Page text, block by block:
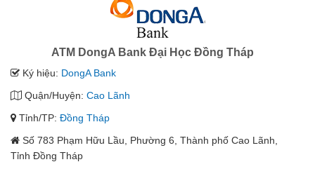
ATM DongA Bank Đại Học Đồng Tháp
Ký hiệu: DongA Bank
Quận/Huyện: Cao Lãnh
Tỉnh/TP: Đồng Tháp
Số 783 Phạm Hữu Lầu, Phường 6, Thành phố Cao Lãnh,
Tỉnh Đồng Tháp